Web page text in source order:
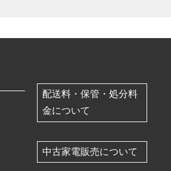
配送料・保管・処分料
金について
中古家電販売について